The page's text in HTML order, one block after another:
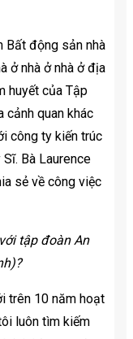
Bất động sản nhà
ở nhà ở nhà ở địa
huyết của Tập
cảnh quan khác
công ty kiến trúc
Bà Laurence
sẻ về công việc
tập đoàn An
trên 10 năm hoạt
luôn tìm kiếm